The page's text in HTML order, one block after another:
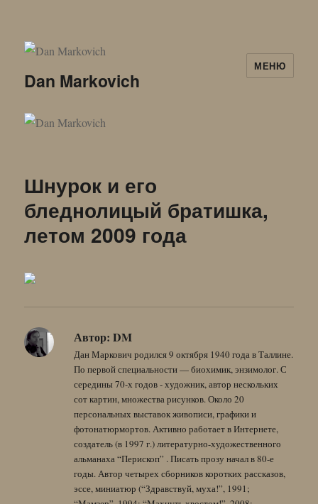
Dan Markovich
МЕНЮ
Шнурок и его
бледнолицый братишка,
летом 2009 года
Автор: DM
Дан Маркович родился 9 октября 1940 года в Таллине.
По первой специальности — биохимик, энзимолог. С
середины 70-х годов - художник, автор нескольких
сот картин, множества рисунков. Около 20
персональных выставок живописи, графики и
фотонатюрмортов. Активно работает в Интернете,
создатель (в 1997 г.) литературно-художественного
альманаха “Перископ” . Писать прозу начал в 80-е
годы. Автор четырех сборников коротких рассказов,
эссе, миниатюр (“Здравствуй, муха!”, 1991;